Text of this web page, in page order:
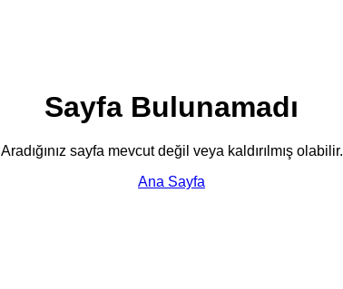
Sayfa Bulunamadı
Aradığınız sayfa mevcut değil veya kaldırılmış olabilir.
Ana Sayfa